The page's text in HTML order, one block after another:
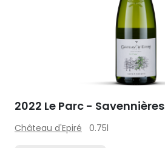
2022 Le Parc -
Château d'Epiré 0.75l